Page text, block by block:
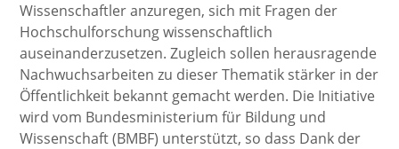
Wissenschaftler anzuregen, sich mit Fragen der
Hochschulforschung wissenschaftlich
auseinanderzusetzen. Zugleich sollen herausragende
Nachwuchsarbeiten zu dieser Thematik stärker in der
Öffentlichkeit bekannt gemacht werden. Die Initiative
wird vom Bundesministerium für Bildung und
Wissenschaft (BMBF) unterstützt, so dass Dank der